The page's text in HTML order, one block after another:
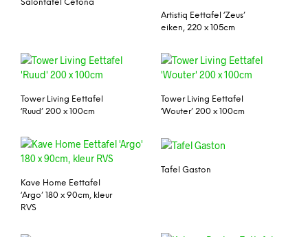
Salontafel Cetona
Artistiq Eettafel ‘Zeus’
eiken, 220 x 105cm
Tower Living Eettafel
‘Ruud’ 200 x 100cm
Tower Living Eettafel
‘Wouter’ 200 x 100cm
Kave Home Eettafel
‘Argo’ 180 x 90cm, kleur
RVS
Tafel Gaston